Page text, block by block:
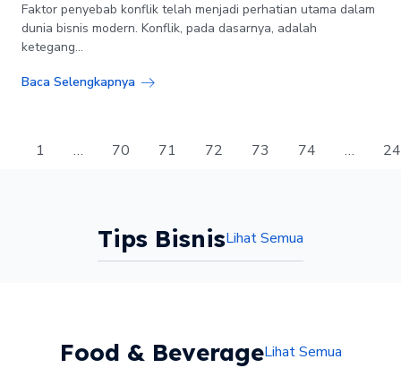
Faktor penyebab konflik telah menjadi perhatian utama dalam
dunia bisnis modern. Konflik, pada dasarnya, adalah
ketegang...
Baca Selengkapnya
1 … 70 71 72 73 74 …
Tips BisnisLihat Semua
Food & BeverageLihat Semua